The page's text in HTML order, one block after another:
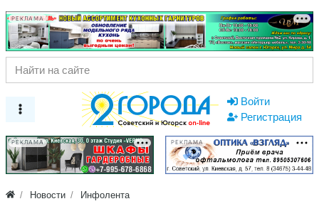
РЕКЛАМА
Войти
Регистрация
РЕКЛАМА РЕКЛАМА
Новости Инфолента